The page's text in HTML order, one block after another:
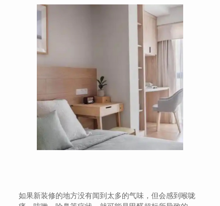
如果新装修的地方没有闻到太多的气味，但会感到喉咙